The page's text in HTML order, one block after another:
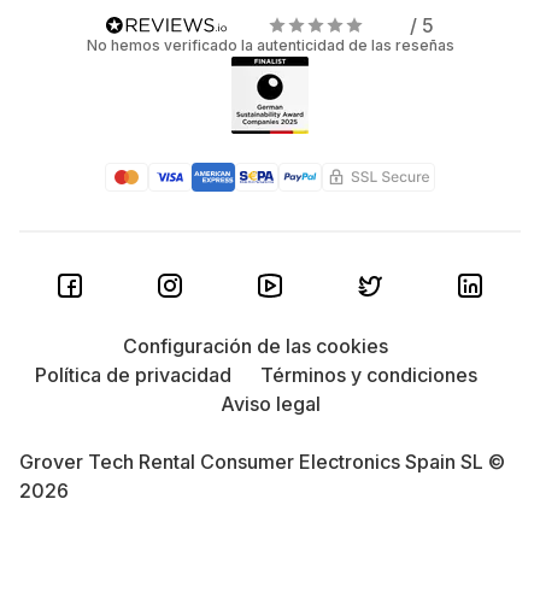
/ 5
No hemos verificado la autenticidad de las reseñas
Grover Tech Rental Consumer Electronics Spain SL ©
2026
Configuración de las cookies
Política de privacidad
Términos y condiciones
Aviso legal